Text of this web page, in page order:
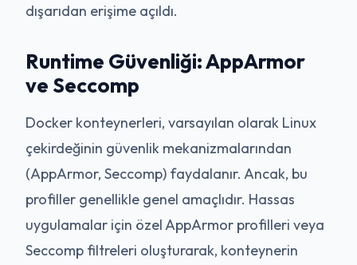
dışarıdan erişime açıldı.
Runtime Güvenliği: AppArmor
ve Seccomp
Docker konteynerleri, varsayılan olarak Linux
çekirdeğinin güvenlik mekanizmalarından
(AppArmor, Seccomp) faydalanır. Ancak, bu
profiller genellikle genel amaçlıdır. Hassas
uygulamalar için özel AppArmor profilleri veya
Seccomp filtreleri oluşturarak, konteynerin